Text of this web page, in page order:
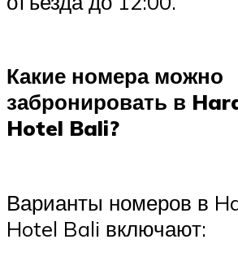
Какие номера можно
забронировать в
Hotel Bali?
Варианты номеров в
Hotel Bali включают: